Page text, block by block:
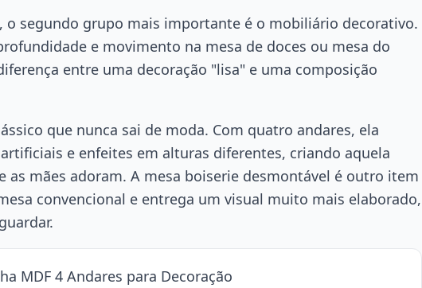
o segundo grupo mais importante é o mobiliário decorativo.
e movimento na mesa de doces ou mesa do
entre uma decoração "lisa" e uma composição
que nunca sai de moda. Com quatro andares, ela
e enfeites em alturas diferentes, criando aquela
as mães adoram. A mesa boiserie desmontável é outro item
convencional e entrega um visual muito mais elaborado,
MDF 4 Andares para Decoração